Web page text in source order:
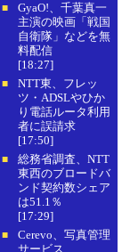
■
GyaO!、千葉真一
主演の映画「戦国
自衛隊」などを無
料配信
[18:27]
■
NTT東、フレッ
ツ・ADSLやひか
り電話ルータ利用
者に誤請求
[17:50]
■
総務省調査、NTT
東西のブロードバ
ンド契約数シェア
は51.1％
[17:29]
■
Cerevo、写真管理
サービス